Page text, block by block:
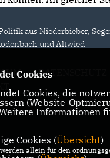
aus Niederbieber,
und Altwied
DATENSCHUTZ
Cookies
Cookies, die
(Website-
Informationen
Cookies (Übersicht)
allein für den